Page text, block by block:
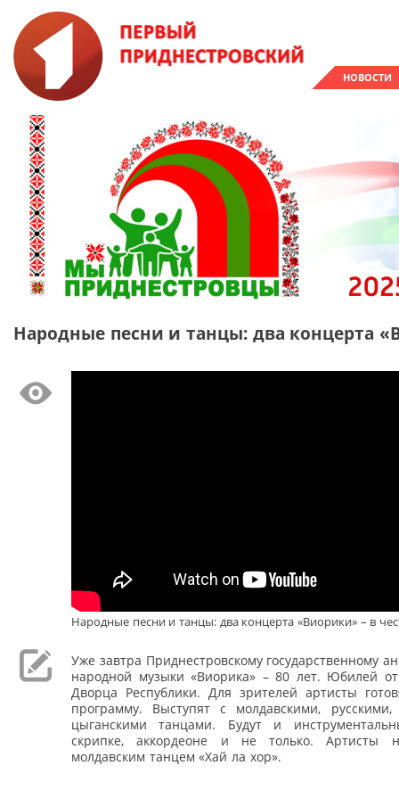
НОВОСТИ
Народные песни и танцы: два концерта
Народные песни и танцы: два концерта «Виорики» – в
Уже завтра Приднестровскому государственному
народной музыки «Виорика» – 80 лет. Юбилей
Дворца Республики. Для зрителей артисты
программу. Выступят с молдавскими,
цыганскими танцами. Будут и
скрипке, аккордеоне и не только. Артисты
молдавским танцем «Хай ла хор».